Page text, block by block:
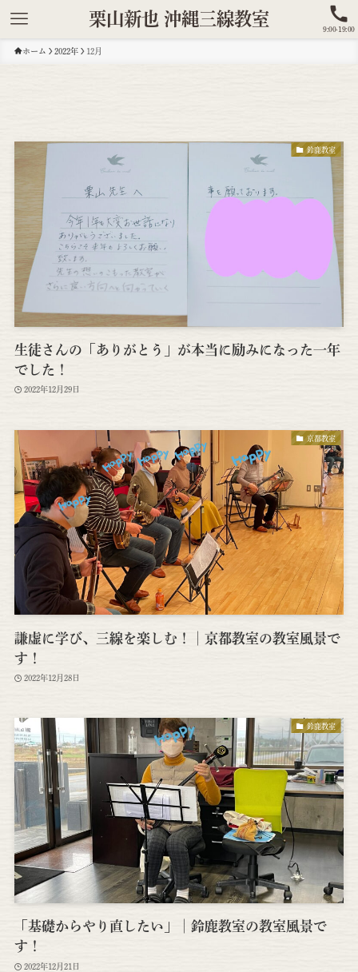
栗山新也 沖縄三線教室
9:00-19:00
ホーム 2022年 12月
鈴鹿教室
生徒さんの「ありがとう」が本当に励みになった一年
でした！
2022年12月29日
京都教室
謙虚に学び、三線を楽しむ！│京都教室の教室風景で
す！
2022年12月28日
鈴鹿教室
「基礎からやり直したい」│鈴鹿教室の教室風景で
す！
2022年12月21日